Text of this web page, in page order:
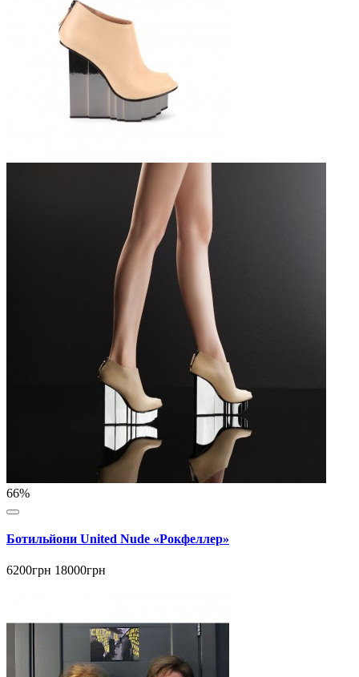
66%
Ботильйони United Nude «Рокфеллер»
6200грн 18000грн